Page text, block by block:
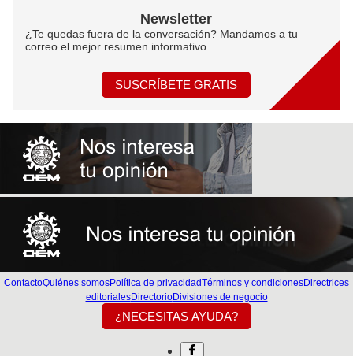
Newsletter
¿Te quedas fuera de la conversación? Mandamos a tu
correo el mejor resumen informativo.
SUSCRÍBETE GRATIS
ContactoQuiénes somosPolítica de privacidadTérminos y condicionesDirectrices
editorialesDirectorioDivisiones de negocio
¿NECESITAS AYUDA?